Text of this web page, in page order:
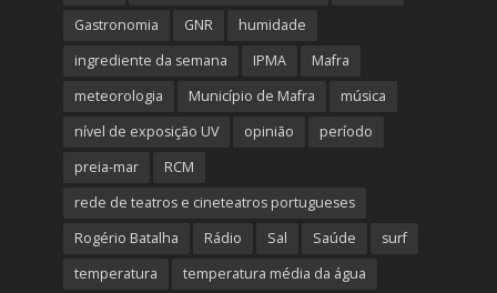
Gastronomia
GNR
humidade
ingrediente da semana
IPMA
Mafra
meteorologia
Município de Mafra
música
nível de exposição UV
opinião
período
preia-mar
RCM
rede de teatros e cineteatros portugueses
Rogério Batalha
Rádio Sal Saúde
surf
temperatura
temperatura média da água